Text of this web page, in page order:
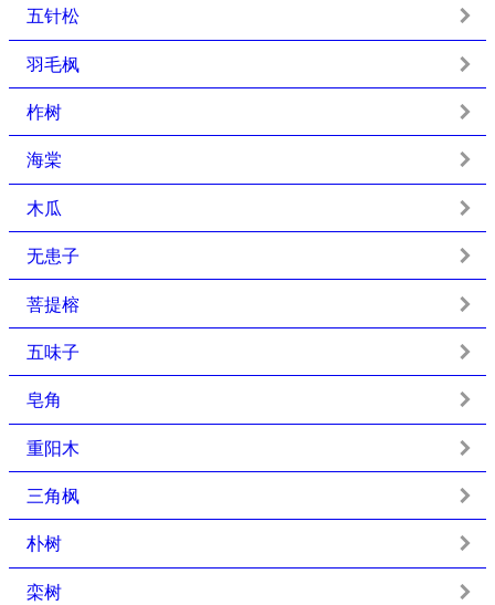
五针松
羽毛枫
柞树
海棠
木瓜
无患子
菩提榕
五味子
皂角
重阳木
三角枫
朴树
栾树